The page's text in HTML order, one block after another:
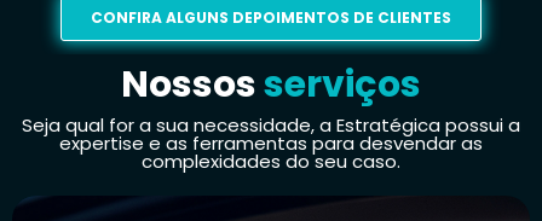
CONFIRA ALGUNS DEPOIMENTOS DE CLIENTES
Nossosserviços
Seja qual for a sua necessidade, a Estratégica possui a
expertise e as ferramentas para desvendar as
complexidades do seu caso.